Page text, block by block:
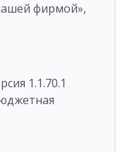
фирмой»,
1.1.70.1